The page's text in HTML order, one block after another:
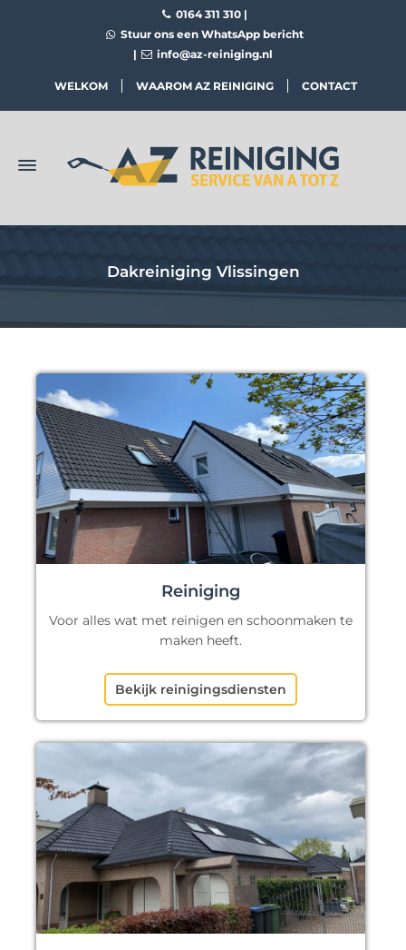
0164 311 310 |
Stuur ons een WhatsApp bericht
|
info@az-reiniging.nl
WELKOM WAAROM AZ REINIGING CONTACT
Dakreiniging Vlissingen
Reiniging
Voor alles wat met reinigen en schoonmaken te
maken heeft.
Bekijk reinigingsdiensten